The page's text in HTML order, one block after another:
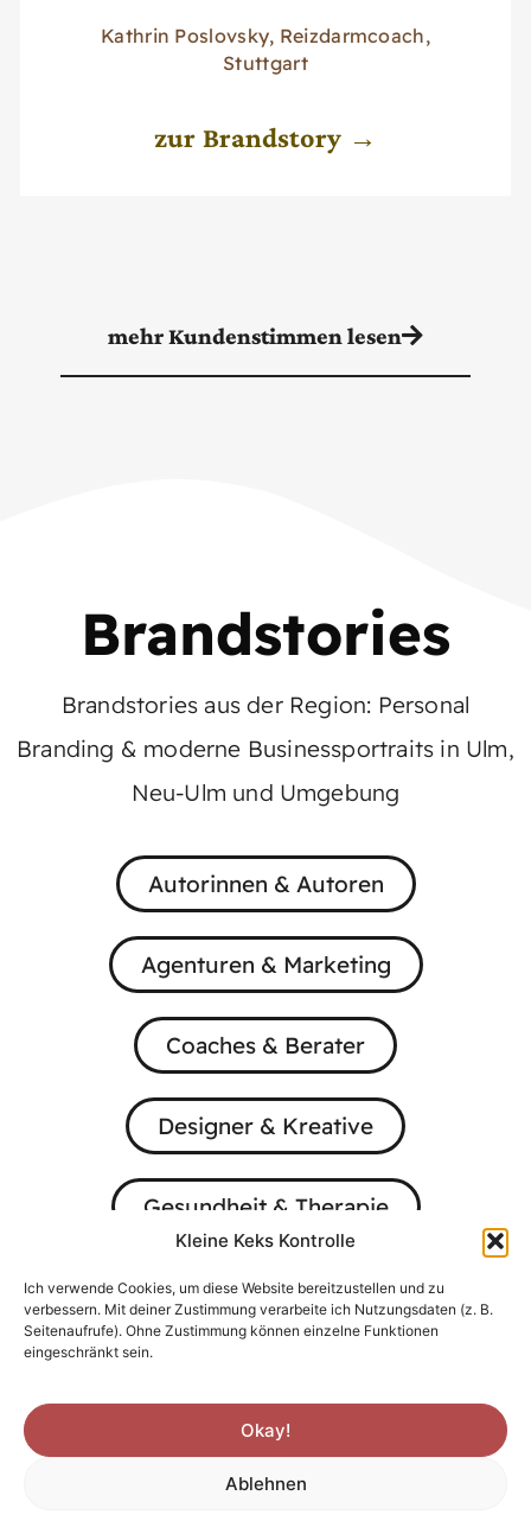
Kleine Keks Kontrolle
Ich verwende Cookies, um diese Website bereitzustellen und zu
verbessern. Mit deiner Zustimmung verarbeite ich Nutzungsdaten (z. B.
Seitenaufrufe). Ohne Zustimmung können einzelne Funktionen
eingeschränkt sein.
Okay!
Ablehnen
Kathrin Poslovsky, Reizdarmcoach,
Stuttgart
zur Brandstory →
mehr Kundenstimmen lesen
Brandstories
Brandstories aus der Region: Personal
Branding & moderne Businessportraits in Ulm,
Neu-Ulm und Umgebung
Autorinnen & Autoren
Agenturen & Marketing
Coaches & Berater
Designer & Kreative
Gesundheit & Therapie
Immobilien